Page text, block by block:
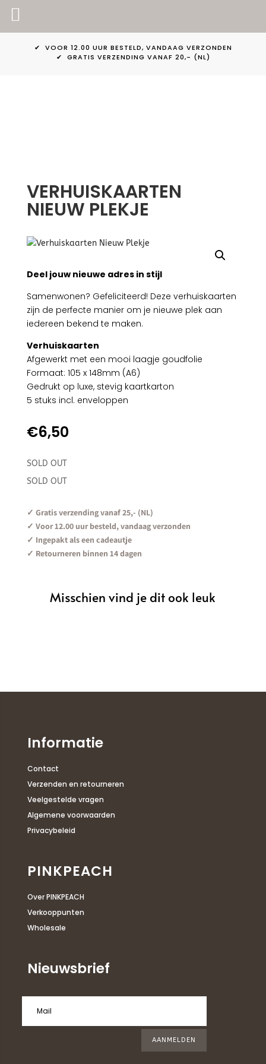
✔ VOOR 12.00 UUR BESTELD, VANDAAG VERZONDEN
✔ GRATIS VERZENDING VANAF 20,- (NL)
VERHUISKAARTEN
NIEUW PLEKJE
Deel jouw nieuwe adres in stijl
Samenwonen? Gefeliciteerd! Deze verhuiskaarten
zijn de perfecte manier om je nieuwe plek aan
iedereen bekend te maken.
Verhuiskaarten
Afgewerkt met een mooi laagje goudfolie
Formaat: 105 x 148mm (A6)
Gedrukt op luxe, stevig kaartkarton
5 stuks incl. enveloppen
€6,50
SOLD OUT
SOLD OUT
✓ Gratis verzending vanaf 25,- (NL)
✓ Voor 12.00 uur besteld, vandaag verzonden
✓ Ingepakt als een cadeautje
✓ Retourneren binnen 14 dagen
Misschien vind je dit ook leuk
Informatie
Contact
Verzenden en retourneren
Veelgestelde vragen
Algemene voorwaarden
Privacybeleid
PINKPEACH
Over PINKPEACH
Verkooppunten
Wholesale
Nieuwsbrief
AANMELDEN